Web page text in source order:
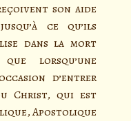
son aide
ce qu’ils
dans la mort
lorsqu’une
d’entrer
Christ, qui est
Apostolique